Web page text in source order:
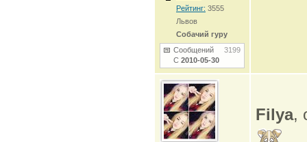
Рейтинг: 3555
Львов
Собачий гуру
Сообщений 3199
С 2010-05-30
Filya,